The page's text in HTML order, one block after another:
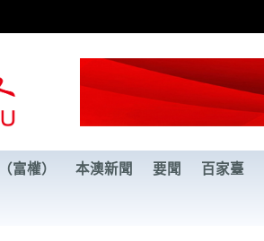
富權） 本澳新聞 要聞 百家臺